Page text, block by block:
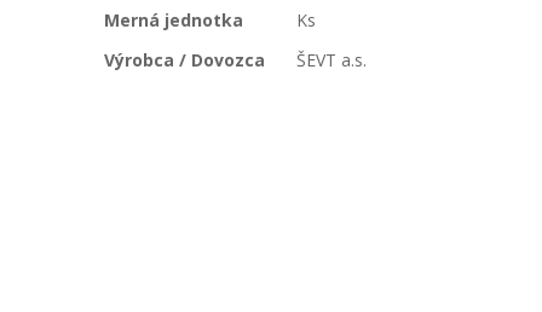
Merná jednotka
Ks
Výrobca / Dovozca
ŠEVT a.s.